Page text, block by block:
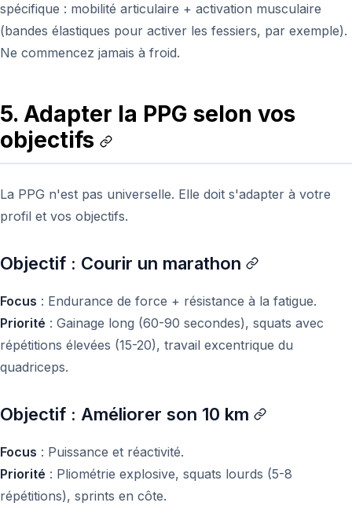
spécifique : mobilité articulaire + activation musculaire
(bandes élastiques pour activer les fessiers, par exemple).
Ne commencez jamais à froid.
5. Adapter la PPG selon vos
objectifs
La PPG n'est pas universelle. Elle doit s'adapter à votre
profil et vos objectifs.
Objectif : Courir un marathon
Focus : Endurance de force + résistance à la fatigue.
Priorité : Gainage long (60-90 secondes), squats avec
répétitions élevées (15-20), travail excentrique du
quadriceps.
Objectif : Améliorer son 10 km
Focus : Puissance et réactivité.
Priorité : Pliométrie explosive, squats lourds (5-8
répétitions), sprints en côte.